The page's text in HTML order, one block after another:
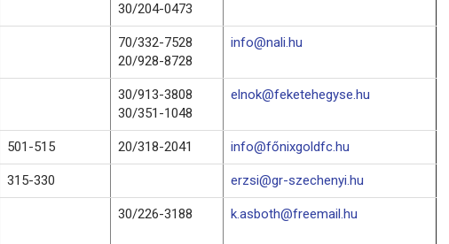
30/204-0473
70/332-7528
20/928-8728
info@nali.hu
30/913-3808
30/351-1048
elnok@feketehegyse.hu
501-515 20/318-2041 info@főnixgoldfc.hu
315-330 erzsi@gr-szechenyi.hu
30/226-3188 k.asboth@freemail.hu